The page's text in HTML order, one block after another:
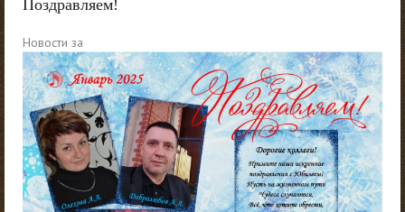
Поздравляем!
Новости за